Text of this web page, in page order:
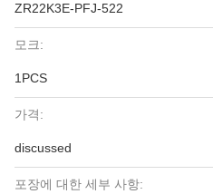
ZR22K3E-PFJ-522
모크:
1PCS
가격:
discussed
포장에 대한 세부 사항: